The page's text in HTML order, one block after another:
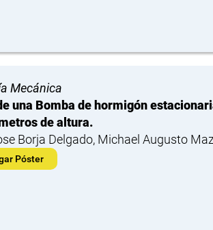
Mecánica
una Bomba de hormigón
de altura.
Borja Delgado, Michael Augusto
Póster